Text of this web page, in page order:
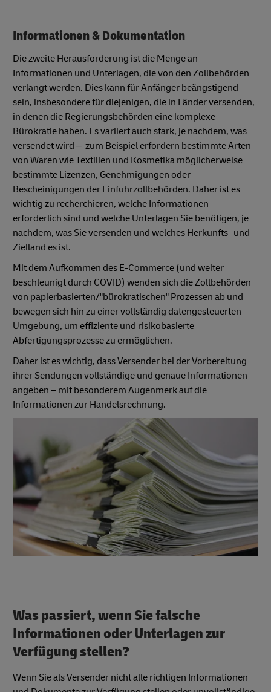
Informationen & Dokumentation
Die zweite Herausforderung ist die Menge an
Informationen und Unterlagen, die von den Zollbehörden
verlangt werden. Dies kann für Anfänger beängstigend
sein, insbesondere für diejenigen, die in Länder versenden,
in denen die Regierungsbehörden eine komplexe
Bürokratie haben. Es variiert auch stark, je nachdem, was
versendet wird – zum Beispiel erfordern bestimmte Arten
von Waren wie Textilien und Kosmetika möglicherweise
bestimmte Lizenzen, Genehmigungen oder
Bescheinigungen der Einfuhrzollbehörden. Daher ist es
wichtig zu recherchieren, welche Informationen
erforderlich sind und welche Unterlagen Sie benötigen, je
nachdem, was Sie versenden und welches Herkunfts- und
Zielland es ist.
Mit dem Aufkommen des E-Commerce (und weiter
beschleunigt durch COVID) wenden sich die Zollbehörden
von papierbasierten/"bürokratischen" Prozessen ab und
bewegen sich hin zu einer vollständig datengesteuerten
Umgebung, um effiziente und risikobasierte
Abfertigungsprozesse zu ermöglichen.
Daher ist es wichtig, dass Versender bei der Vorbereitung
ihrer Sendungen vollständige und genaue Informationen
angeben – mit besonderem Augenmerk auf die
Informationen zur Handelsrechnung.
Was passiert, wenn Sie falsche
Informationen oder Unterlagen zur
Verfügung stellen?
Wenn Sie als Versender nicht alle richtigen Informationen